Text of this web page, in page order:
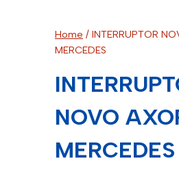
Home / INTERRUPTOR
MERCEDES
NOVO
MERCEDES